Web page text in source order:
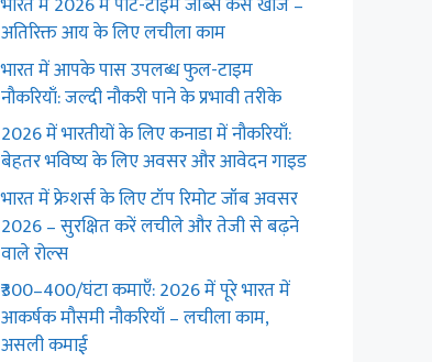
अतिरिक्त आय के लिए लचीला काम
भारत में आपके पास उपलब्ध फुल-टाइम
नौकरियाँ: जल्दी नौकरी पाने के प्रभावी तरीके
2026 में भारतीयों के लिए कनाडा में नौकरियाँ:
बेहतर भविष्य के लिए अवसर और आवेदन गाइड
भारत में फ्रेशर्स के लिए टॉप रिमोट जॉब अवसर
2026 – सुरक्षित करें लचीले और तेजी से बढ़ने
वाले रोल्स
₹300–400/घंटा कमाएँ: 2026 में पूरे भारत में
आकर्षक मौसमी नौकरियाँ – लचीला काम,
असली कमाई